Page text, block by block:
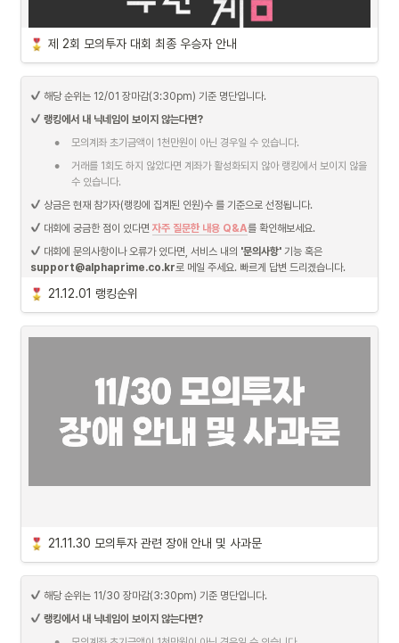
제 2회 모의투자 대회 최종 우승자 안내
해당 순위는 12/01 장마감(3:30pm) 기준 명단입니다.
랭킹에서 내 닉네임이 보이지 않는다면?
• 모의계좌 초기금액이 1천만원이 아닌 경우일 수 있습니다.
•
거래를 1회도 하지 않았다면 계좌가 활성화되지 않아 랭킹에서 보이지 않을
수 있습니다.
상금은 현재 참가자(랭킹에 집계된 인원)수 를 기준으로 선정됩니다.
대회에 궁금한 점이 있다면 자주 질문한 내용 Q&A를 확인해보세요.
대회에 문의사항이나 오류가 있다면, 서비스 내의 '문의사항'
support@alphaprime.co.kr로 메일 주세요. 빠르게 답변 드리겠습니다.
21.12.01 랭킹순위
안녕하세요, 알파스퀘어입니다.
우선 대회 기간 중 시스템 장애로 인해 불편을 겪으신 점에 대해 진심으로 사과드립니
21.11.30 모의투자 관련 장애 안내 및 사과문
해당 순위는 11/30 장마감(3:30pm) 기준 명단입니다.
랭킹에서 내 닉네임이 보이지 않는다면?